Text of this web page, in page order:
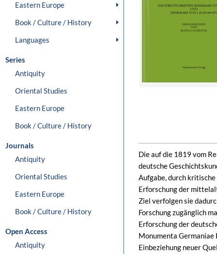
Eastern Europe
Book / Culture / History
Languages
Series
Antiquity
Oriental Studies
Eastern Europe
Book / Culture / History
Journals
Antiquity
Oriental Studies
Eastern Europe
Book / Culture / History
Open Access
Antiquity
Die auf die 1819 vom
deutsche
Aufgabe, durch
Erforschung der
Ziel verfolgen sie
Forschung zugänglich
Erforschung der
Monumenta Germaniae
Einbeziehung neuer